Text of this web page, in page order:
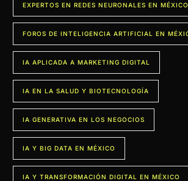
EXPERTOS EN REDES NEURONALES EN MÉXICO
FOROS DE INTELIGENCIA ARTIFICIAL EN
IA APLICADA A MARKETING DIGITAL
IA EN LA SALUD Y BIOTECNOLOGÍA
IA GENERATIVA EN LOS NEGOCIOS
IA Y BIG DATA EN MÉXICO
IA Y TRANSFORMACIÓN DIGITAL EN MÉXICO